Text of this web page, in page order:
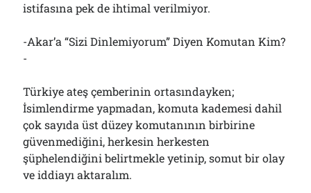
istifasına pek de ihtimal verilmiyor.
-Akar’a “Sizi Dinlemiyorum” Diyen Komutan Kim?
-
Türkiye ateş çemberinin ortasındayken;
İsimlendirme yapmadan, komuta kademesi dahil
çok sayıda üst düzey komutanının birbirine
güvenmediğini, herkesin herkesten
şüphelendiğini belirtmekle yetinip, somut bir olay
ve iddiayı aktaralım.